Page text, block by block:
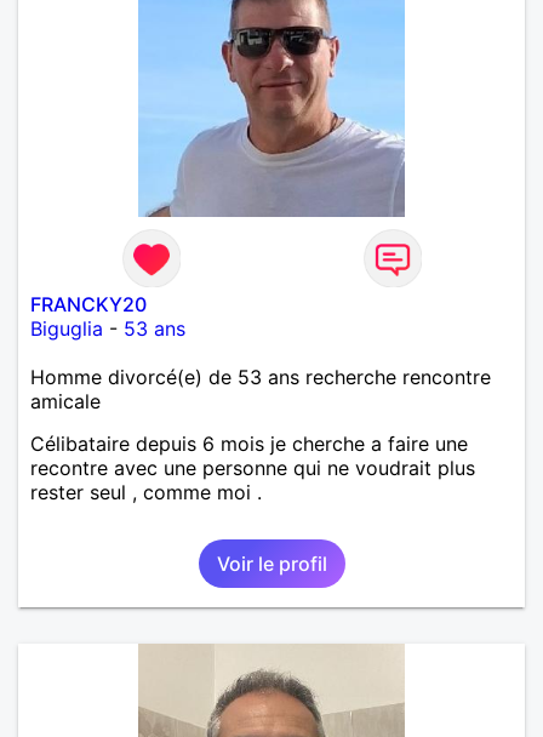
FRANCKY20
Biguglia - 53 ans
Homme divorcé(e) de 53 ans recherche rencontre
amicale
Célibataire depuis 6 mois je cherche a faire une
recontre avec une personne qui ne voudrait plus
rester seul , comme moi .
Voir le profil